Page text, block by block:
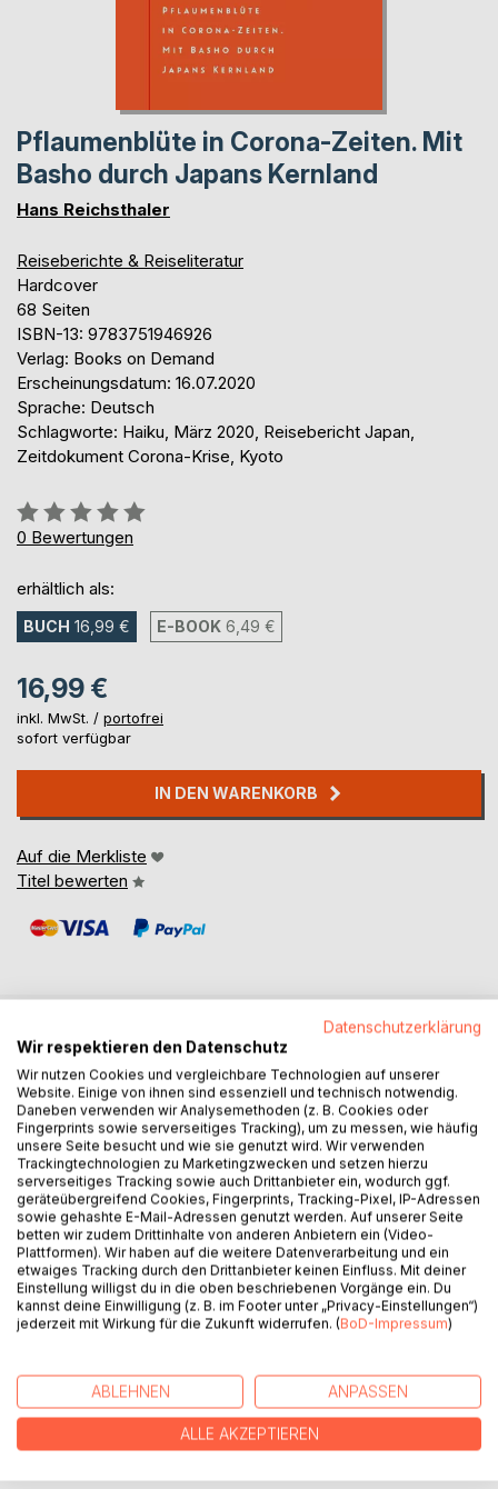
Pflaumenblüte in Corona-Zeiten. Mit
Basho durch Japans Kernland
Hans Reichsthaler
Reiseberichte & Reiseliteratur
Hardcover
68 Seiten
ISBN-13: 9783751946926
Verlag: Books on Demand
Erscheinungsdatum: 16.07.2020
Sprache: Deutsch
Schlagworte: Haiku, März 2020, Reisebericht Japan,
Zeitdokument Corona-Krise, Kyoto
Bewertung::
0%
0 Bewertungen
erhältlich als:
BUCH 16,99 € E-BOOK 6,49 €
16,99 €
inkl. MwSt. / portofrei
sofort verfügbar
IN DEN WARENKORB
Auf die Merkliste
Titel bewerten
BESCHREIBUNG
Pflaumenblüte in Kyoto, lange Corona-Schatten und eine
bunt gemischte Reisegruppe, so "wanderte" der Autor im
März 2020 durch Japans Kernland. Im Gepäck hatte der
Lyrikliebhaber Bashos Klassiker "Auf schmalen Pfaden
durchs Hinterland" - die Anregung für diesen kurzweiligen
Reisebericht.
Ein Zeitdokument mit Haiku.
PRESSESTIMMEN
Datenschutzerklärung
Wir respektieren den Datenschutz
Wir nutzen Cookies und vergleichbare Technologien auf unserer
Website. Einige von ihnen sind essenziell und technisch notwendig.
Daneben verwenden wir Analysemethoden (z. B. Cookies oder
Fingerprints sowie serverseitiges Tracking), um zu messen, wie häufig
unsere Seite besucht und wie sie genutzt wird. Wir verwenden
Trackingtechnologien zu Marketingzwecken und setzen hierzu
serverseitiges Tracking sowie auch Drittanbieter ein, wodurch ggf.
geräteübergreifend Cookies, Fingerprints, Tracking-Pixel, IP-Adressen
sowie gehashte E-Mail-Adressen genutzt werden. Auf unserer Seite
betten wir zudem Drittinhalte von anderen Anbietern ein (Video-
Plattformen). Wir haben auf die weitere Datenverarbeitung und ein
etwaiges Tracking durch den Drittanbieter keinen Einfluss. Mit deiner
Einstellung willigst du in die oben beschriebenen Vorgänge ein. Du
kannst deine Einwilligung (z. B. im Footer unter „Privacy-Einstellungen“)
jederzeit mit Wirkung für die Zukunft widerrufen. (BoD-Impressum)
ABLEHNEN ANPASSEN
ALLE AKZEPTIEREN